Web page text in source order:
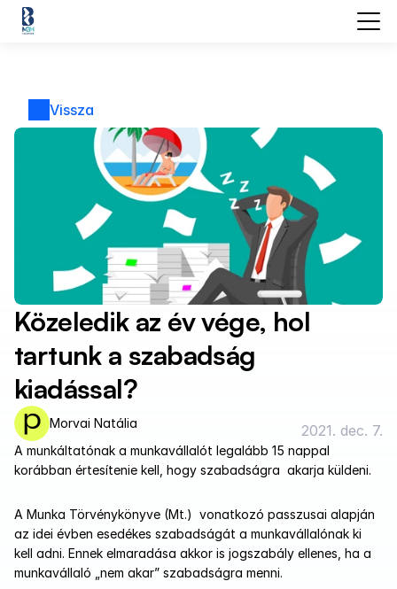
Vissza
Közeledik az év vége, hol
tartunk a szabadság
kiadással?
Morvai Natália 2021. dec. 7.
A munkáltatónak a munkavállalót legalább 15 nappal
korábban értesítenie kell, hogy szabadságra  akarja küldeni.
A Munka Törvénykönyve (Mt.)  vonatkozó passzusai alapján
az idei évben esedékes szabadságát a munkavállalónak ki
kell adni. Ennek elmaradása akkor is jogszabály ellenes, ha a
munkavállaló „nem akar” szabadságra menni.